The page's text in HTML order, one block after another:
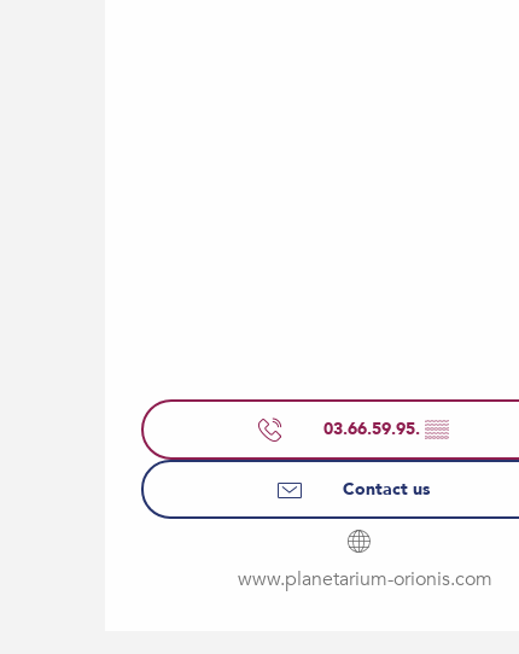
03.66.59.95. ▒▒
Contact us
www.planetarium-orionis.com